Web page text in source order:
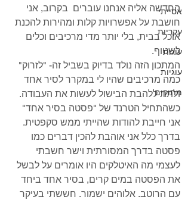
אסייתי
עקריות
עוגות
עוגיות
מתוקים
החדשה אליה אנחנו עוברים  בקרוב, אני
חושבת על אפשרויות קלות ומהירות להכנת
אוכל בבית, בלי יותר מדי מרכיבים וכלים
לשטוף.
המתכון הזה נולד בדיוק בשביל זה- "לזרוק"
כמה מרכיבים שהיו לי במקרר לסיר אחד
ולתת ללהבת הבישול לעשות את העבודה.
כשהתחיל הטרנד של "פסטה בסיר אחד"
אני חייבת להודות שהייתי ממש סקפטית.
בדרך כלל אני אוהבת להכין דברים כמו
פסטה בדרך המסורתית וישר חשבתי
לעצמי מה האיטלקים היו אומרים על לבשל
את הפסטה במים קרים, בסיר אחד ביחד
עם הרוטב. אלוהים ישמור. חששתי בעיקר